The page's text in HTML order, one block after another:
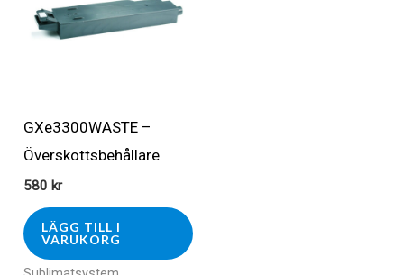
GXe3300WASTE –
Överskottsbehållare
580 kr
LÄGG TILL I
VARUKORG